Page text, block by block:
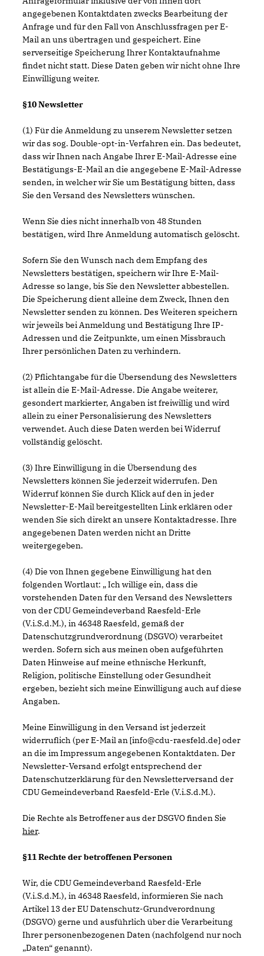
angegebenen Kontaktdaten zwecks Bearbeitung der
Anfrage und für den Fall von Anschlussfragen per E-
Mail an uns übertragen und gespeichert. Eine
serverseitige Speicherung Ihrer Kontaktaufnahme
findet nicht statt. Diese Daten geben wir nicht ohne Ihre
Einwilligung weiter.
§10 Newsletter
(1) Für die Anmeldung zu unserem Newsletter setzen
wir das sog. Double-opt-in-Verfahren ein. Das bedeutet,
dass wir Ihnen nach Angabe Ihrer E-Mail-Adresse eine
Bestätigungs-E-Mail an die angegebene E-Mail-Adresse
senden, in welcher wir Sie um Bestätigung bitten, dass
Sie den Versand des Newsletters wünschen.
Wenn Sie dies nicht innerhalb von 48 Stunden
bestätigen, wird Ihre Anmeldung automatisch gelöscht.
Sofern Sie den Wunsch nach dem Empfang des
Newsletters bestätigen, speichern wir Ihre E-Mail-
Adresse so lange, bis Sie den Newsletter abbestellen.
Die Speicherung dient alleine dem Zweck, Ihnen den
Newsletter senden zu können. Des Weiteren speichern
wir jeweils bei Anmeldung und Bestätigung Ihre IP-
Adressen und die Zeitpunkte, um einen Missbrauch
Ihrer persönlichen Daten zu verhindern.
(2) Pflichtangabe für die Übersendung des Newsletters
ist allein die E-Mail-Adresse. Die Angabe weiterer,
gesondert markierter, Angaben ist freiwillig und wird
allein zu einer Personalisierung des Newsletters
verwendet. Auch diese Daten werden bei Widerruf
vollständig gelöscht.
(3) Ihre Einwilligung in die Übersendung des
Newsletters können Sie jederzeit widerrufen. Den
Widerruf können Sie durch Klick auf den in jeder
Newsletter-E-Mail bereitgestellten Link erklären oder
wenden Sie sich direkt an unsere Kontaktadresse. Ihre
angegebenen Daten werden nicht an Dritte
weitergegeben.
(4) Die von Ihnen gegebene Einwilligung hat den
folgenden Wortlaut: „ Ich willige ein, dass die
vorstehenden Daten für den Versand des Newsletters
von der CDU Gemeindeverband Raesfeld-Erle
(V.i.S.d.M.), in 46348 Raesfeld, gemäß der
Datenschutzgrundverordnung (DSGVO) verarbeitet
werden. Sofern sich aus meinen oben aufgeführten
Daten Hinweise auf meine ethnische Herkunft,
Religion, politische Einstellung oder Gesundheit
ergeben, bezieht sich meine Einwilligung auch auf diese
Angaben.
Meine Einwilligung in den Versand ist jederzeit
widerruflich (per E-Mail an [info@cdu-raesfeld.de] oder
an die im Impressum angegebenen Kontaktdaten. Der
Newsletter-Versand erfolgt entsprechend der
Datenschutzerklärung für den Newsletterversand der
CDU Gemeindeverband Raesfeld-Erle (V.i.S.d.M.).
Die Rechte als Betroffener aus der DSGVO finden Sie
hier.
§11 Rechte der betroffenen Personen
Wir, die CDU Gemeindeverband Raesfeld-Erle
(V.i.S.d.M.), in 46348 Raesfeld, informieren Sie nach
Artikel 13 der EU Datenschutz-Grundverordnung
(DSGVO) gerne und ausführlich über die Verarbeitung
Ihrer personenbezogenen Daten (nachfolgend nur noch
Daten“ genannt).